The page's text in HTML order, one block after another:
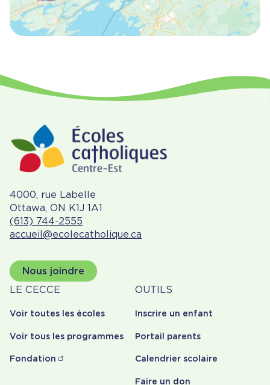
4000, rue Labelle
Ottawa, ON K1J 1A1
(613) 744-2555
accueil@ecolecatholique.ca
Nous joindre
À
propos
LE CECCE
Voir toutes les écoles
Voir tous les programmes
Fondation
Outils
OUTILS
Inscrire un enfant
Portail parents
Calendrier scolaire
Faire un don